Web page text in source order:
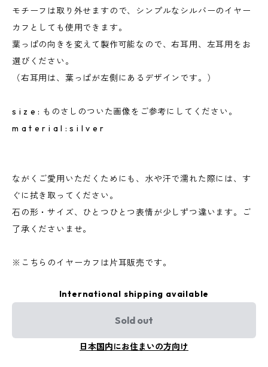
モチーフは取り外せますので、シンプルなシルバーのイヤー
カフとしても使用できます。
葉っぱの向きを変えて製作可能なので、右耳用、左耳用をお
選びください。
（右耳用は、葉っぱが左側にあるデザインです。）
s i z e : ものさしのついた画像をご参考にしてください。
m a t e r i a l : s i l v e r
ながくご愛用いただくためにも、水や汗で濡れた際には、す
ぐに拭き取ってください。
石の形・サイズ、ひとつひとつ表情が少しずつ違います。ご
了承くださいませ。
※こちらのイヤーカフは片耳販売です。
International shipping available
Sold out
日本国内にお住まいの方向け